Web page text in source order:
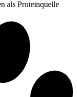
als Proteinquelle